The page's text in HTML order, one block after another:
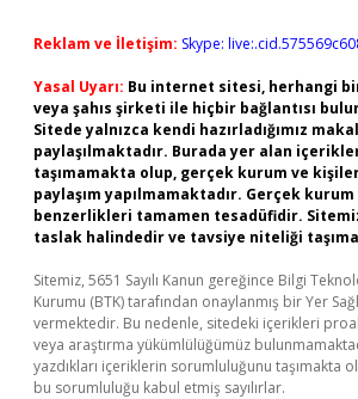
Reklam ve İletişim: Skype:
Yasal Uyarı: Bu internet sitesi, herhangi
veya şahıs şirketi ile hiçbir bağlantısı
Sitede yalnızca kendi hazırladığımız
paylaşılmaktadır. Burada yer alan
taşımamakta olup, gerçek kurum ve
paylaşım yapılmamaktadır. Gerçek
benzerlikleri tamamen tesadüfidir.
taslak halindedir ve tavsiye niteliği
Sitemiz, 5651 Sayılı Kanun gereğince Bilgi
Kurumu (BTK) tarafından onaylanmış bir Yer
vermektedir. Bu nedenle, sitedeki içerikleri
veya araştırma yükümlülüğümüz
yazdıkları içeriklerin sorumluluğunu taşımakta
bu sorumluluğu kabul etmiş sayılırlar.